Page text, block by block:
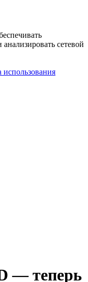
сетевой
использования
— теперь